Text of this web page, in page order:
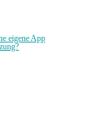
eigene App